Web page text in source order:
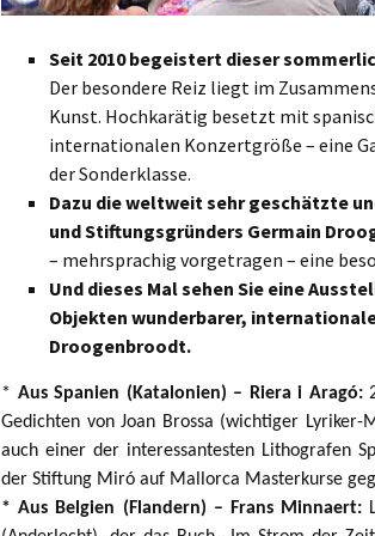
Seit 2010 begeistert dieser
Der besondere Reiz liegt im
Kunst. Hochkarätig besetzt mit
internationalen Konzertgröße – eine
der Sonderklasse.
Dazu die weltweit sehr geschätzte
und Stiftungsgründers Germain
– mehrsprachig vorgetragen – eine
Und dieses Mal sehen Sie eine
Objekten wunderbarer,
Droogenbroodt.
* Aus Spanien (Katalonien) – Riera i Aragó:
Gedichten von Joan Brossa (wichtiger
auch einer der interessantesten Lithografen
der Stiftung Miró auf Mallorca Masterkurse
* Aus Belgien (Flandern) – Frans Minnaert: